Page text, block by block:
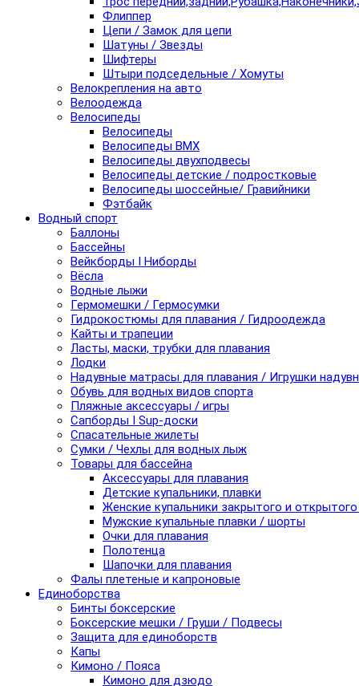
Флиппер
Цепи / Замок для цепи
Шатуны / Звезды
Шифтеры
Штыри подседельные / Хомуты
Велокрепления на авто
Велоодежда
Велосипеды
Велосипеды
Велосипеды BMX
Велосипеды двухподвесы
Велосипеды детские / подростковые
Велосипеды шоссейные/ Гравийники
Фэтбайк
Водный спорт
Баллоны
Бассейны
Вейкборды I Ниборды
Вёсла
Водные лыжи
Гермомешки / Гермосумки
Гидрокостюмы для плавания / Гидроодежда
Кайты и трапеции
Ласты, маски, трубки для плавания
Лодки
Надувные матрасы для плавания / Игрушки
Обувь для водных видов спорта
Пляжные аксессуары / игры
Сапборды I Sup-доски
Спасательные жилеты
Сумки / Чехлы для водных лыж
Товары для бассейна
Аксессуары для плавания
Детские купальники, плавки
Женские купальники закрытого и
Мужские купальные плавки / шорты
Очки для плавания
Полотенца
Шапочки для плавания
Фалы плетеные и капроновые
Единоборства
Бинты боксерские
Боксерские мешки / Груши / Подвесы
Защита для единоборств
Капы
Кимоно / Пояса
Кимоно для дзюдо